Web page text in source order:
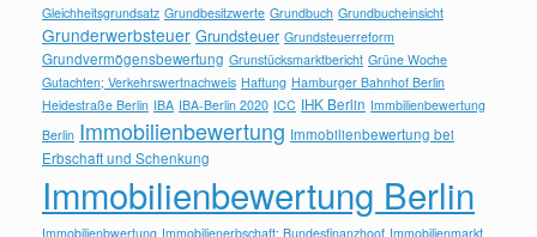
Gleichheitsgrundsatz Grundbesitzwerte Grundbuch Grundbucheinsicht
Grunderwerbsteuer Grundsteuer Grundsteuerreform
Grundvermögensbewertung Grunstücksmarktbericht Grüne Woche
Gutachten; Verkehrswertnachweis Haftung Hamburger Bahnhof Berlin
Heidestraße Berlin IBA IBA-Berlin 2020 ICC IHK Berlin Immbilienbewertung
Berlin Immobilienbewertung Immobilienbewertung bei
Erbschaft und Schenkung
Immobilienbewertung Berlin
Immobilienbwertung Immobilienerbschaft; Bundesfinanzhoof Immobilienmarkt